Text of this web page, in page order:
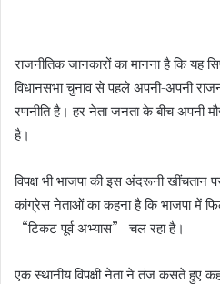
राजनीतिक जानकारों का मानना है कि यह
विधानसभा चुनाव से पहले अपनी-अपनी
रणनीति है। हर नेता जनता के बीच अपनी
है।
विपक्ष भी भाजपा की इस अंदरूनी
कांग्रेस नेताओं का कहना है कि भाजपा में
“टिकट पूर्व अभ्यास” चल रहा है।
एक स्थानीय विपक्षी नेता ने तंज कसते हुए